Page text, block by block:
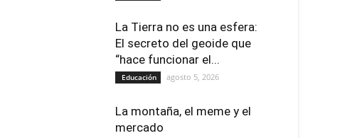
La Tierra no es una esfera:
El secreto del geoide que
“hace funcionar el...
Educación agosto 5, 2026
La montaña, el meme y el
mercado